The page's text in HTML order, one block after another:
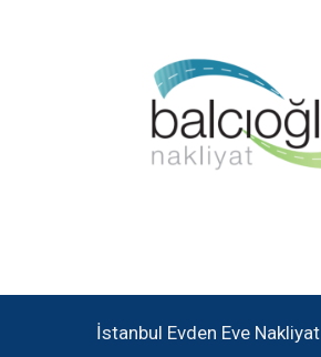
İstanbul Evden Eve Nakliyat